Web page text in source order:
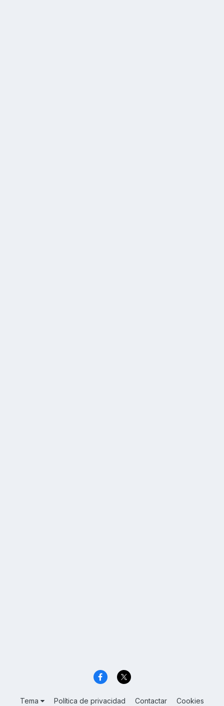
Tema Política de privacidad Contactar Cookies